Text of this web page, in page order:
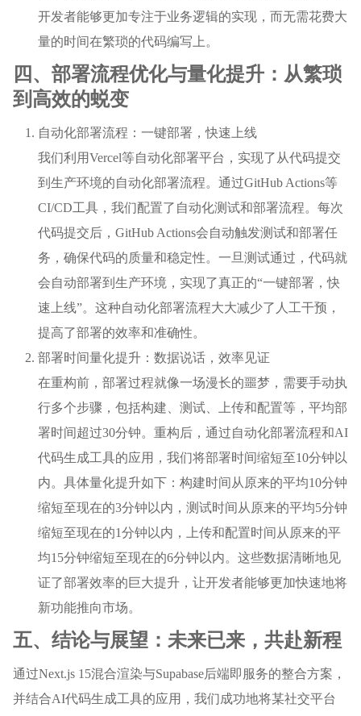
开发者能够更加专注于业务逻辑的实现，而无需花费大
量的时间在繁琐的代码编写上。
四、部署流程优化与量化提升：从繁琐
到高效的蜕变
自动化部署流程：一键部署，快速上线
我们利用Vercel等自动化部署平台，实现了从代码提交
到生产环境的自动化部署流程。通过GitHub Actions等
CI/CD工具，我们配置了自动化测试和部署流程。每次
代码提交后，GitHub Actions会自动触发测试和部署任
务，确保代码的质量和稳定性。一旦测试通过，代码就
会自动部署到生产环境，实现了真正的“一键部署，快
速上线”。这种自动化部署流程大大减少了人工干预，
提高了部署的效率和准确性。
部署时间量化提升：数据说话，效率见证
在重构前，部署过程就像一场漫长的噩梦，需要手动执
行多个步骤，包括构建、测试、上传和配置等，平均部
署时间超过30分钟。重构后，通过自动化部署流程和AI
代码生成工具的应用，我们将部署时间缩短至10分钟以
内。具体量化提升如下：构建时间从原来的平均10分钟
缩短至现在的3分钟以内，测试时间从原来的平均5分钟
缩短至现在的1分钟以内，上传和配置时间从原来的平
均15分钟缩短至现在的6分钟以内。这些数据清晰地见
证了部署效率的巨大提升，让开发者能够更加快速地将
新功能推向市场。
五、结论与展望：未来已来，共赴新程
通过Next.js 15混合渲染与Supabase后端即服务的整合方案，
并结合AI代码生成工具的应用，我们成功地将某社交平台